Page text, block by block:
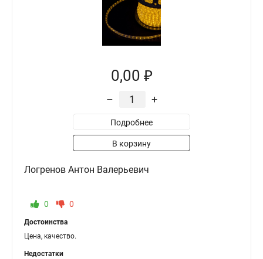
0,00 ₽
– +
Подробнее
В корзину
Логренов Антон Валерьевич
0 0
Достоинства
Цена, качество.
Недостатки